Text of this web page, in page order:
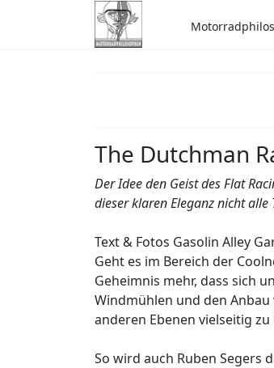
The Dutchman
Der Idee den Geist des Flat
dieser klaren Eleganz nicht alle
Text & Fotos Gasolin Alley
Geht es im Bereich der
Geheimnis mehr, dass sich
Windmühlen und den
anderen Ebenen vielseitig
So wird auch Ruben Segers